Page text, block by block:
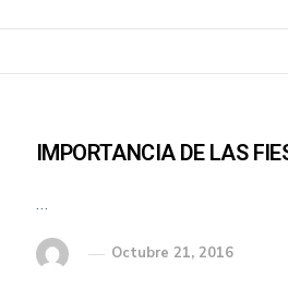
IMPORTANCIA DE LAS
…
Octubre 21, 2016